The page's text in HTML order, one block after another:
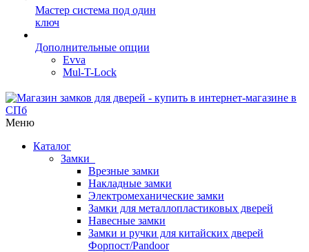
Мастер система под один
ключ
Дополнительные опции
Evva
Mul-T-Lock
Меню
Каталог
Замки
Врезные замки
Накладные замки
Электромеханические замки
Замки для металлопластиковых дверей
Навесные замки
Замки и ручки для китайских дверей
Форпост/Раndoor